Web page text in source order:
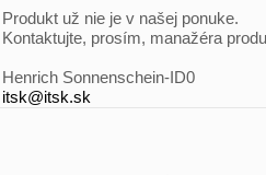
Produkt už nie je v našej ponuke.
Kontaktujte, prosím, manažéra
Henrich Sonnenschein-ID0
itsk@itsk.sk